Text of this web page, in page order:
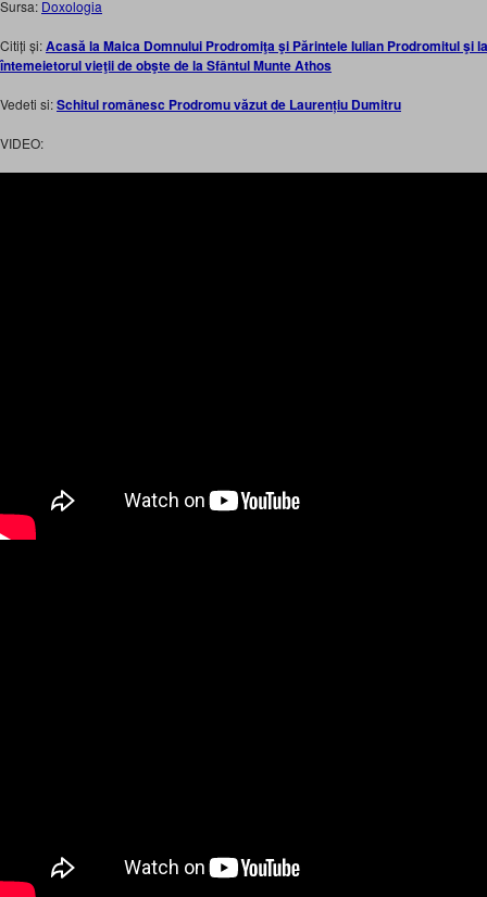
Sursa: Doxologia
Citiți și:Acasă la Maica Domnului Prodromiţa şi Părintele Iulian Prodromitul şi
întemeietorul vieţii de obşte de la Sfântul Munte Athos
Vedeti si:Schitul românesc Prodromu văzut de Laurențiu Dumitru
VIDEO: